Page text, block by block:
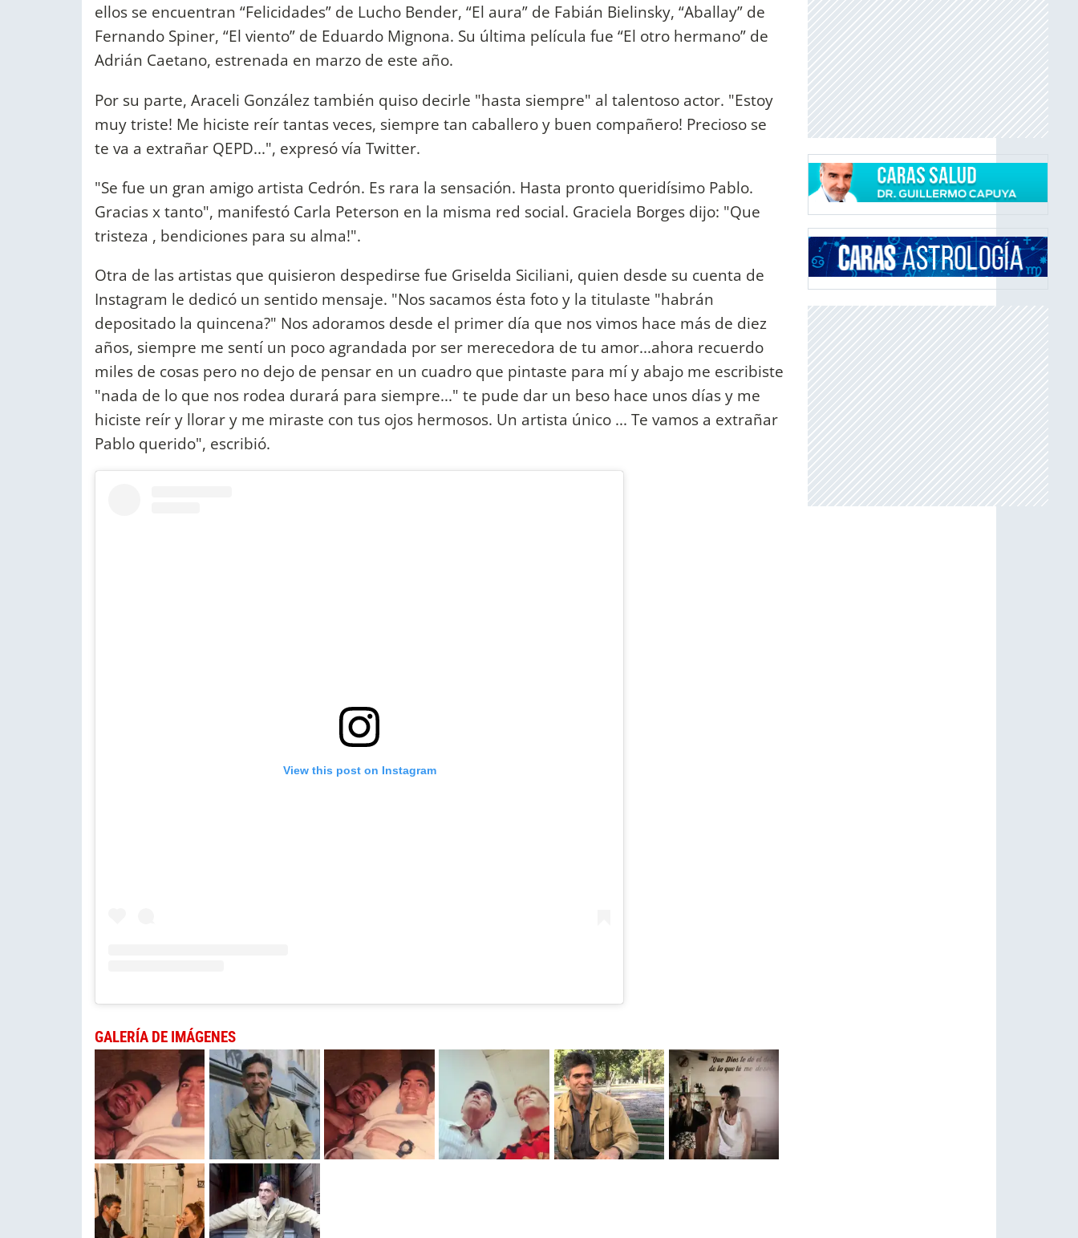
ellos se encuentran “Felicidades” de Lucho Bender, “El aura” de Fabián Bielinsky, “Aballay” de
Fernando Spiner, “El viento” de Eduardo Mignona. Su última película fue “El otro hermano” de
Adrián Caetano, estrenada en marzo de este año.
Por su parte, Araceli González también quiso decirle "hasta siempre" al talentoso actor. "Estoy
muy triste! Me hiciste reír tantas veces, siempre tan caballero y buen compañero! Precioso se
te va a extrañar QEPD...", expresó vía Twitter.
"Se fue un gran amigo artista Cedrón. Es rara la sensación. Hasta pronto queridísimo Pablo.
Gracias x tanto", manifestó Carla Peterson en la misma red social. Graciela Borges dijo: "Que
tristeza , bendiciones para su alma!".
Otra de las artistas que quisieron despedirse fue Griselda Siciliani, quien desde su cuenta de
Instagram le dedicó un sentido mensaje. "Nos sacamos ésta foto y la titulaste "habrán
depositado la quincena?" Nos adoramos desde el primer día que nos vimos hace más de diez
años, siempre me sentí un poco agrandada por ser merecedora de tu amor...ahora recuerdo
miles de cosas pero no dejo de pensar en un cuadro que pintaste para mí y abajo me escribiste
"nada de lo que nos rodea durará para siempre..." te pude dar un beso hace unos días y me
hiciste reír y llorar y me miraste con tus ojos hermosos. Un artista único ... Te vamos a extrañar
Pablo querido", escribió.
View this post on Instagram
GALERÍA DE IMÁGENES